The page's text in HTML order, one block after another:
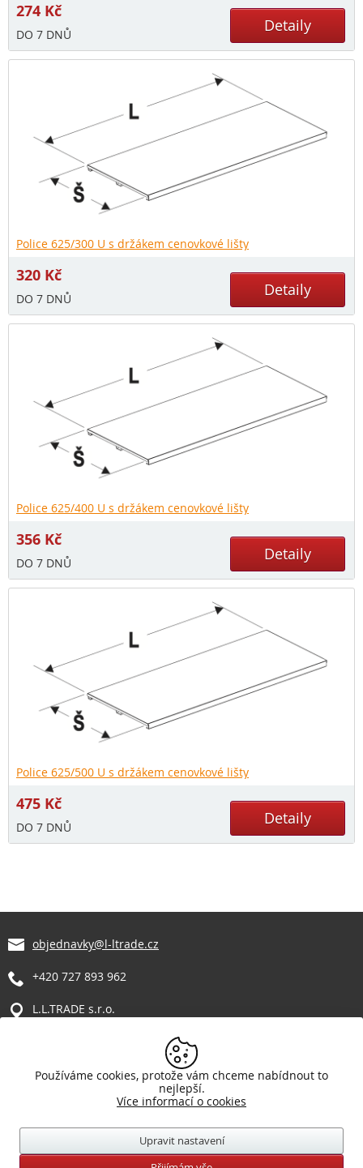
274 Kč
DO 7 DNŮ Detaily
Police 625/300 U s držákem cenovkové lišty
320 Kč
DO 7 DNŮ Detaily
Police 625/400 U s držákem cenovkové lišty
356 Kč
DO 7 DNŮ Detaily
Police 625/500 U s držákem cenovkové lišty
475 Kč
DO 7 DNŮ Detaily
objednavky@l-ltrade.cz
+420 727 893 962
L.L.TRADE s.r.o.
Vše o nákupu
Obchodní podmínky
Způsoby dopravy zboží
Používáme cookies, protože vám chceme nabídnout to
nejlepší.
Více informací o cookies
VŽDY AKTIVNÍ
Upravit nastavení